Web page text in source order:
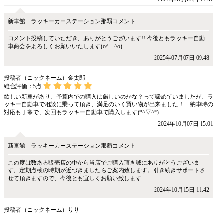
新車館 ラッキーカーステーション那覇コメント
コメント投稿していただき、ありがとうございます!! 今後ともラッキー自動
車商会をよろしくお願いいたします(o^―^o)
2025年07月07日 09:48
投稿者（ニックネーム）金太郎
総合評価： 5点
欲しい新車があり、予算内での購入は厳しいのかな？って諦めていましたが、ラ
ッキー自動車で相談に乗って頂き、満足のいく買い物が出来ました！ 納車時の
対応も丁寧で、次回もラッキー自動車で購入します(*^▽^*)
2024年10月07日 15:01
新車館 ラッキーカーステーション那覇コメント
この度は数ある販売店の中から当店でご購入頂き誠にありがとうございま
す。定期点検の時期が近づきましたらご案内致します。引き続きサポートさ
せて頂きますので、今後とも宜しくお願い致します
2024年10月15日 11:42
投稿者（ニックネーム）りり